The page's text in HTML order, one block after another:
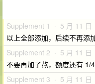
Supplement 1 · 5 月 11 日
以上全部添加，后续不再添
Supplement 2 · 5 月 11 日
不要再加了熬，额度还有 1/
Supplement 3 · 5 月 11 日